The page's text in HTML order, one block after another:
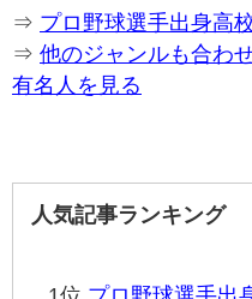
⇒ プロ野球選手出身高
⇒ 他のジャンルも合わ
有名人を見る
人気記事ランキング